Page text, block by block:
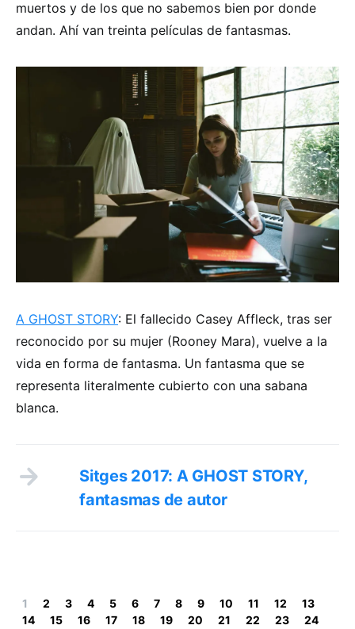
muertos y de los que no sabemos bien por donde
andan. Ahí van treinta películas de fantasmas.
A GHOST STORY: El fallecido Casey Affleck, tras ser
reconocido por su mujer (Rooney Mara), vuelve a la
vida en forma de fantasma. Un fantasma que se
representa literalmente cubierto con una sabana
blanca.
Sitges 2017: A GHOST STORY,
fantasmas de autor
1 2 3 4 5 6 7 8 9 10 11 12
13
14
15 16 17 18 19 20 21 22 23
24